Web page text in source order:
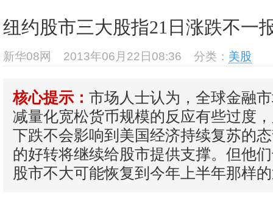
在
基
恒
纽约股市三大股指21日涨跌不一
新华08网 2013年06月22日08:36 分类： 美股
核心提示： 市场人士认为，全球金融
减量化宽松货币规模的反应有些过度
下跌不会影响到美国经济持续复苏的
的好转将继续给股市提供支撑。但他
股市不大可能恢复到今年上半年那样